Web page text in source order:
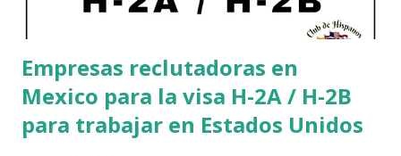
Empresas reclutadoras en
Mexico para la visa H-2A / H-2B
para trabajar en Estados Unidos